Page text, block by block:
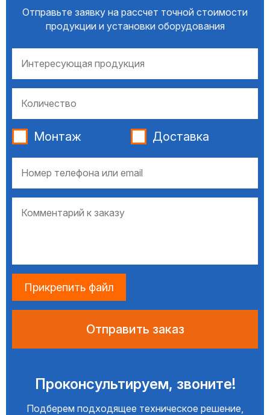
Отправьте заявку на рассчет точной стоимости
продукции и установки оборудования
Монтаж Доставка
Прикрепить файл
Проконсультируем, звоните!
Подберем подходящее техническое решение,